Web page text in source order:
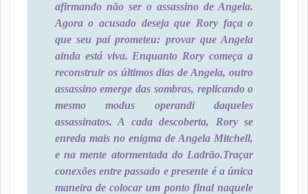
afirmando não ser o assassino de Angela.
Agora o acusado deseja que Rory faça o
que seu pai prometeu: provar que Angela
ainda está viva. Enquanto Rory começa a
reconstruir os últimos dias de Angela, outro
assassino emerge das sombras, replicando o
mesmo modus operandi daqueles
assassinatos. A cada descoberta, Rory se
enreda mais no enigma de Angela Mitchell,
e na mente atormentada do Ladrão.Traçar
conexões entre passado e presente é a única
maneira de colocar um ponto final naquele